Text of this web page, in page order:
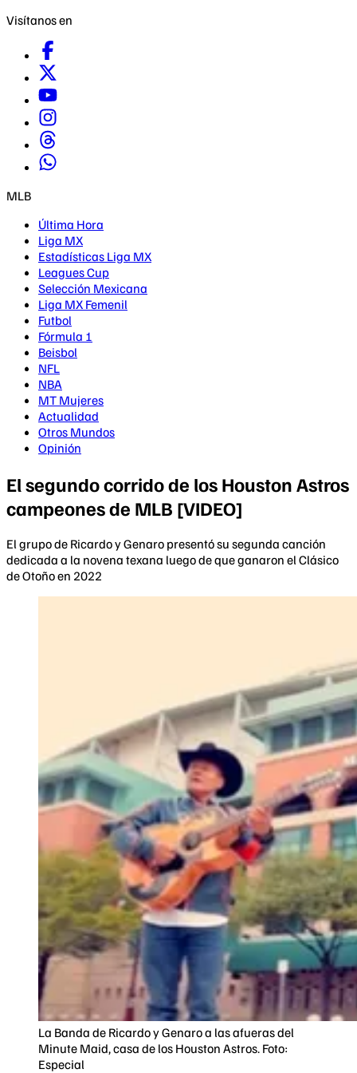
Visítanos en
MLB
Última Hora
Liga MX
Estadísticas Liga MX
Leagues Cup
Selección Mexicana
Liga MX Femenil
Futbol
Fórmula 1
Beisbol
NFL
NBA
MT Mujeres
Actualidad
Otros Mundos
Opinión
El segundo corrido de los Houston Astros
campeones de MLB [VIDEO]
El grupo de Ricardo y Genaro presentó su segunda canción
dedicada a la novena texana luego de que ganaron el Clásico
de Otoño en 2022
La Banda de Ricardo y Genaro a las afueras del
Minute Maid, casa de los Houston Astros. Foto:
Especial